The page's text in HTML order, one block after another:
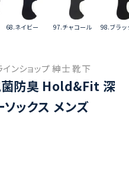
68.ネイビー 97.チャコール 98.ブラッ
ンショップ 紳士 靴下
菌防臭 Hold&Fit 深
ックス メンズ